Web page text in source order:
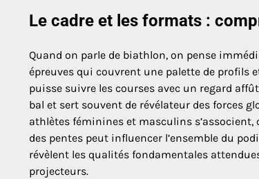
Le cadre et les formats :
Quand on parle de biathlon, on pense
épreuves qui couvrent une palette de profils
puisse suivre les courses avec un regard
bal et sert souvent de révélateur des forces
athlètes féminines et masculins
des pentes peut influencer l’ensemble du
révèlent les qualités fondamentales
projecteurs.